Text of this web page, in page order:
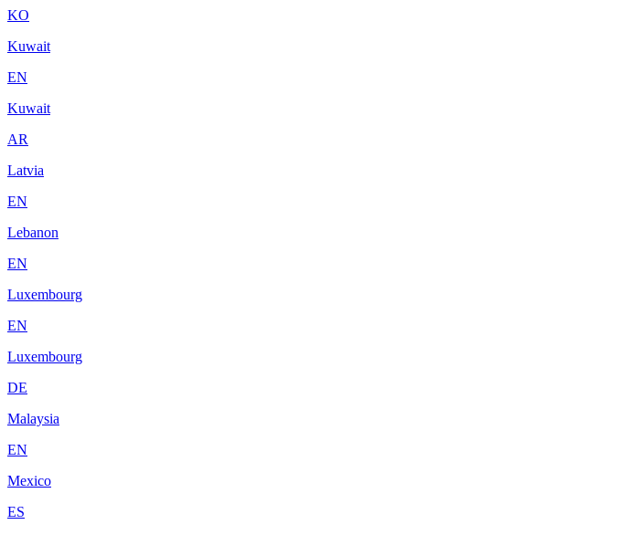
KO
Kuwait
EN
Kuwait
AR
Latvia
EN
Lebanon
EN
Luxembourg
EN
Luxembourg
DE
Malaysia
EN
Mexico
ES